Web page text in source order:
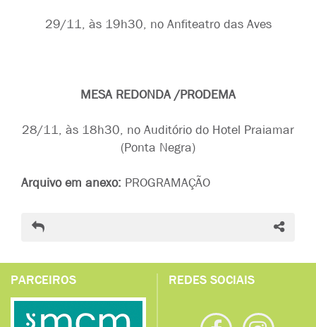
29/11, às 19h30, no Anfiteatro das Aves
MESA REDONDA /PRODEMA
28/11, às 18h30, no Auditório do Hotel Praiamar
(Ponta Negra)
Arquivo em anexo: PROGRAMAÇÃO
PARCEIROS REDES SOCIAIS